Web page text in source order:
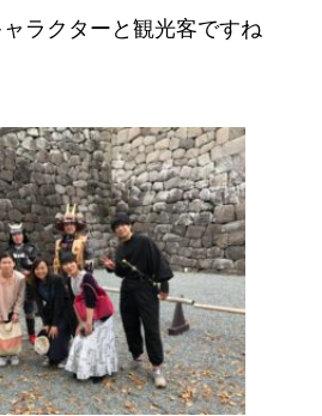
ラクターと観光客ですね